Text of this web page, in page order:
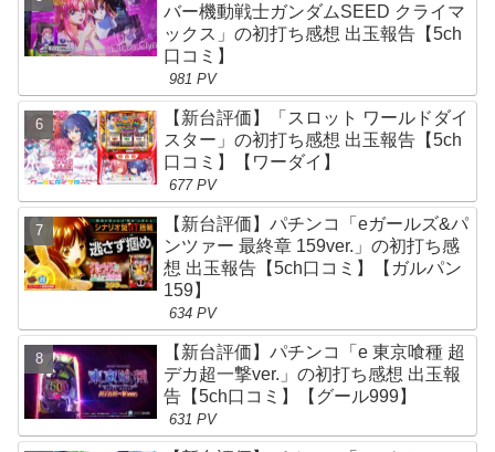
バー機動戦士ガンダムSEED クライマ
ックス」の初打ち感想 出玉報告【5ch
口コミ】
981 PV
【新台評価】「スロット ワールドダイ
スター」の初打ち感想 出玉報告【5ch
口コミ】【ワーダイ】
677 PV
【新台評価】パチンコ「eガールズ&パ
ンツァー 最終章 159ver.」の初打ち感
想 出玉報告【5ch口コミ】【ガルパン
159】
634 PV
【新台評価】パチンコ「e 東京喰種 超
デカ超一撃ver.」の初打ち感想 出玉報
告【5ch口コミ】【グール999】
631 PV